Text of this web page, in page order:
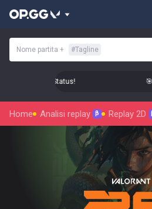
Nome partita + #Tagline
to Radiant Status!
Home Analisi replay β Replay 2D